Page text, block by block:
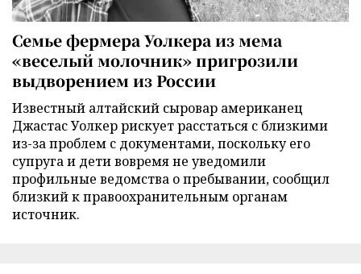
Семье фермера Уолкера из мема
«веселый молочник» пригрозили
выдворением из России
Известный алтайский сыровар американец
Джастас Уолкер рискует расстаться с близкими
из-за проблем с документами, поскольку его
супруга и дети вовремя не уведомили
профильные ведомства о пребывании, сообщил
близкий к правоохранительным органам
источник.